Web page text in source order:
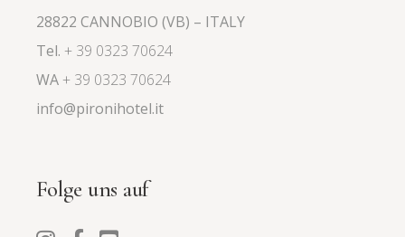
28822 CANNOBIO (VB) – ITALY
Tel.+ 39 0323 70624
WA+ 39 0323 70624
info@pironihotel.it
Folge uns auf